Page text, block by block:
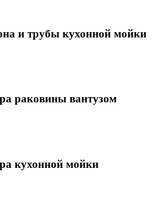
и трубы кухонной мойки
раковины вантузом
кухонной мойки